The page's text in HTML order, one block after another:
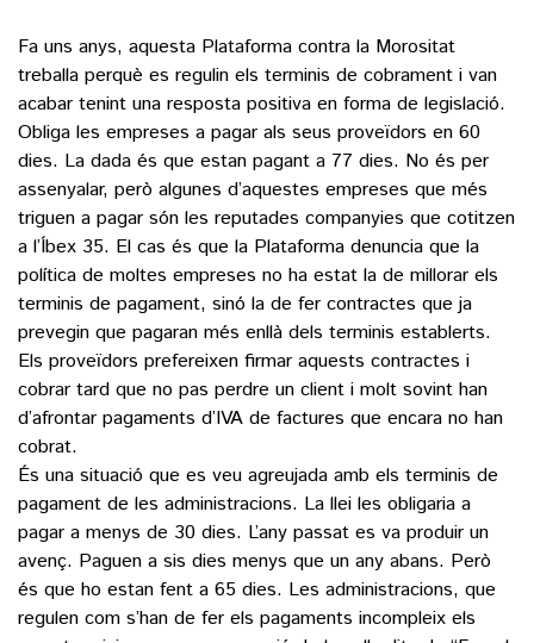
Fa uns anys, aquesta Plataforma contra la Morositat
treballa perquè es regulin els terminis de cobrament i van
acabar tenint una resposta positiva en forma de legislació.
Obliga les empreses a pagar als seus proveïdors en 60
dies. La dada és que estan pagant a 77 dies. No és per
assenyalar, però algunes d’aquestes empreses que més
triguen a pagar són les reputades companyies que cotitzen
a l’Íbex 35. El cas és que la Plataforma denuncia que la
política de moltes empreses no ha estat la de millorar els
terminis de pagament, sinó la de fer contractes que ja
prevegin que pagaran més enllà dels terminis establerts.
Els proveïdors prefereixen firmar aquests contractes i
cobrar tard que no pas perdre un client i molt sovint han
d’afrontar pagaments d’IVA de factures que encara no han
cobrat.
És una situació que es veu agreujada amb els terminis de
pagament de les administracions. La llei les obligaria a
pagar a menys de 30 dies. L’any passat es va produir un
avenç. Paguen a sis dies menys que un any abans. Però
és que ho estan fent a 65 dies. Les administracions, que
regulen com s’han de fer els pagaments incompleix els